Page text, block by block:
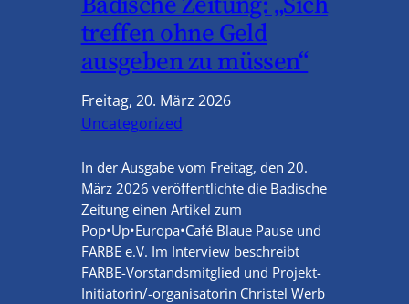
treffen ohne Geld
ausgeben zu müssen“
Freitag, 20. März 2026
Uncategorized
In der Ausgabe vom Freitag, den 20.
März 2026 veröffentlichte die Badische
Zeitung einen Artikel zum
Pop•Up•Europa•Café Blaue Pause und
FARBE e.V. Im Interview beschreibt
FARBE-Vorstandsmitglied und Projekt-
Initiatorin/-organisatorin Christel Werb